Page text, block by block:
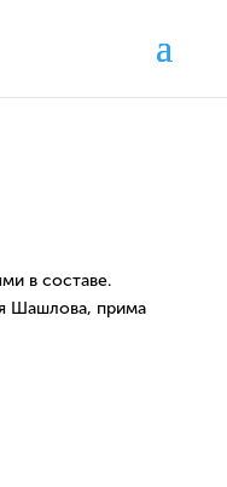
в составе.
Шашлова, прима